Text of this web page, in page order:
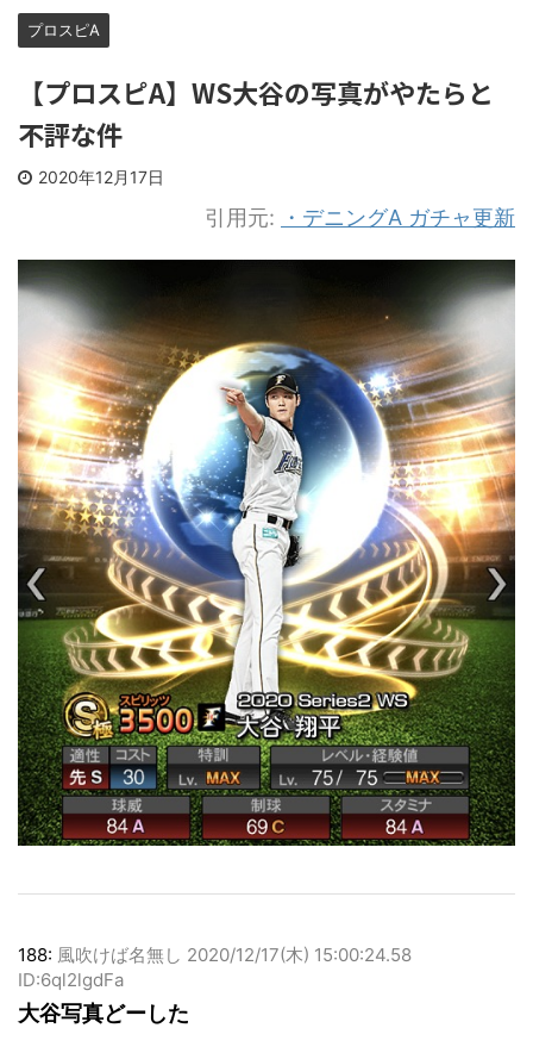
プロスピA
【プロスピA】WS大谷の写真がやたらと
不評な件
2020年12月17日
引用元: ・デニングA ガチャ更新
188: 風吹けば名無し 2020/12/17(木) 15:00:24.58
ID:6ql2lgdFa
大谷写真どーした